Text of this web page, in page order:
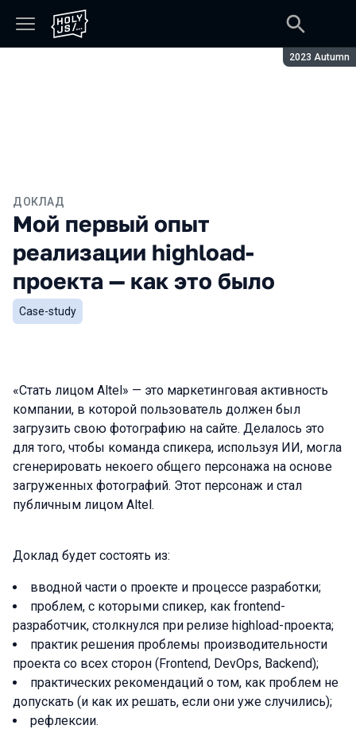
Сезон:
2023 Autumn
ДОКЛАД
Мой первый опыт
реализации highload-
проекта — как это было
Case-study
«Стать лицом Altel» — это маркетинговая активность
компании, в которой пользователь должен был
загрузить свою фотографию на сайте. Делалось это
для того, чтобы команда спикера, используя ИИ, могла
сгенерировать некоего общего персонажа на основе
загруженных фотографий. Этот персонаж и стал
публичным лицом Altel.
Доклад будет состоять из:
вводной части о проекте и процессе разработки;
проблем, с которыми спикер, как frontend-
разработчик, столкнулся при релизе highload-проекта;
практик решения проблемы производительности
проекта со всех сторон (Frontend, DevOps, Backend);
практических рекомендаций о том, как проблем не
допускать (и как их решать, если они уже случились);
рефлексии.